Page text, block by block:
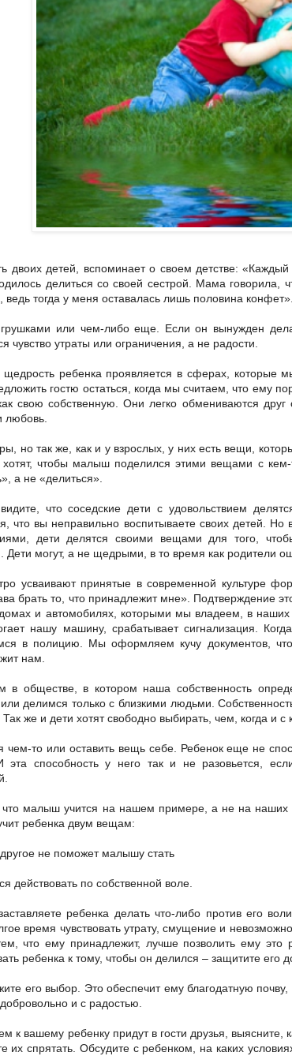
двоих детей, вспоминает о своем детстве:
делиться со своей сестрой. Мама говорила,
ведь тогда у меня оставалась лишь половина
или чем-либо еще. Если он вынужден
чувство утраты или ограничения, а не радости.
щедрость ребенка проявляется в сферах, которые
гостю остаться, когда мы считаем, что ему
свою собственную. Они легко обмениваются
любовь.
но так же, как и у взрослых, у них есть вещи,
хотят, чтобы малыш поделился этими вещами с
а не «делиться».
что соседские дети с удовольствием
что вы неправильно воспитываете своих детей.
дети делятся своими вещами для того,
Дети могут, а не щедрыми, в то время как родители
усваивают принятые в современной культуре
брать то, что принадлежит мне». Подтверждение
и автомобилях, которыми мы владеем, в
нашу машину, срабатывает сигнализация.
в полицию. Мы оформляем кучу документов,
нам.
в обществе, в котором наша собственность
или делимся только с близкими людьми.
Так же и дети хотят свободно выбирать, чем, когда и
чем-то или оставить вещь себе. Ребенок еще не
эта способность у него так и не разовьется,
малыш учится на нашем примере, а не на наших
ребенка двум вещам:
не поможет малышу стать
действовать по собственной воле.
ребенка делать что-либо против его
время чувствовать утрату, смущение и
что ему принадлежит, лучше позволить ему это
ребенка к тому, чтобы он делился – защитите его
его выбор. Это обеспечит ему благодатную
и с радостью.
к вашему ребенку придут в гости друзья, выясните,
их спрятать. Обсудите с ребенком, на каких